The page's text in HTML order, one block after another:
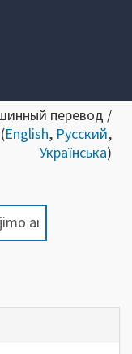
перевод /
English, Русский,
Українська)